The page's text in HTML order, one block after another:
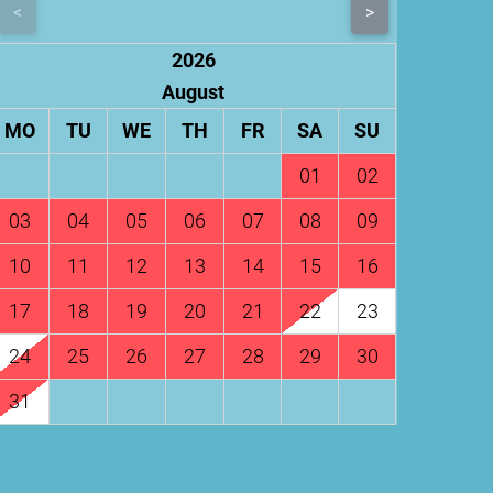
< >
2026
August
MO
TU WE TH FR SA
SU
01
02
03
04 05 06 07 08
09
10
11 12 13 14 15
16
17
18 19 20 21 22
23
24
25 26 27 28 29
30
31